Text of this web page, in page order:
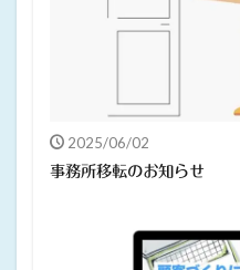
2025/06/02
事務所移転のお知らせ